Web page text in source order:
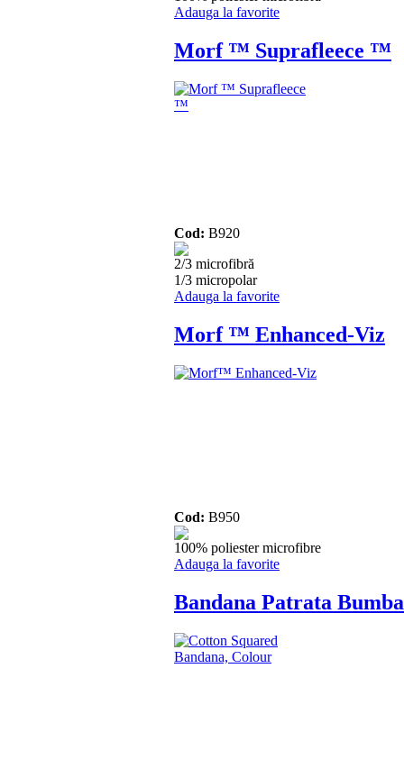
Adauga la favorite
Morf ™ Suprafleece ™
Cod: B920
2/3 microfibră
1/3 micropolar
Adauga la favorite
Morf ™ Enhanced-Viz
Cod: B950
100% poliester microfibre
Adauga la favorite
Bandana Patrata